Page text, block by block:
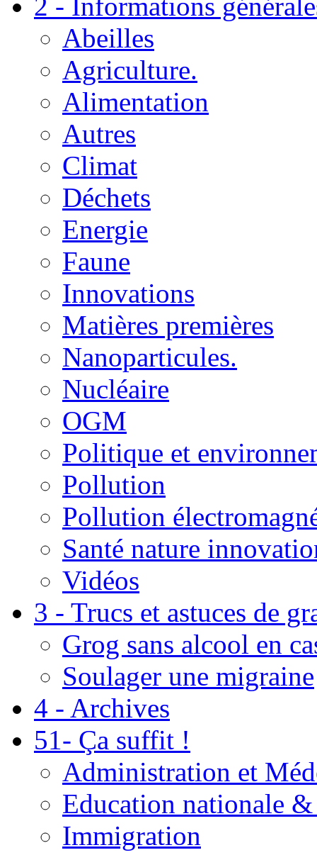
Abeilles
Agriculture.
Alimentation
Autres
Climat
Déchets
Energie
Faune
Innovations
Matières premières
Nanoparticules.
Nucléaire
OGM
Politique et
Pollution
Pollution
Santé nature
Vidéos
3 - Trucs et astuces de
Grog sans alcool en
Soulager une migraine
4 - Archives
51- Ça suffit !
Administration et
Education nationale
Immigration